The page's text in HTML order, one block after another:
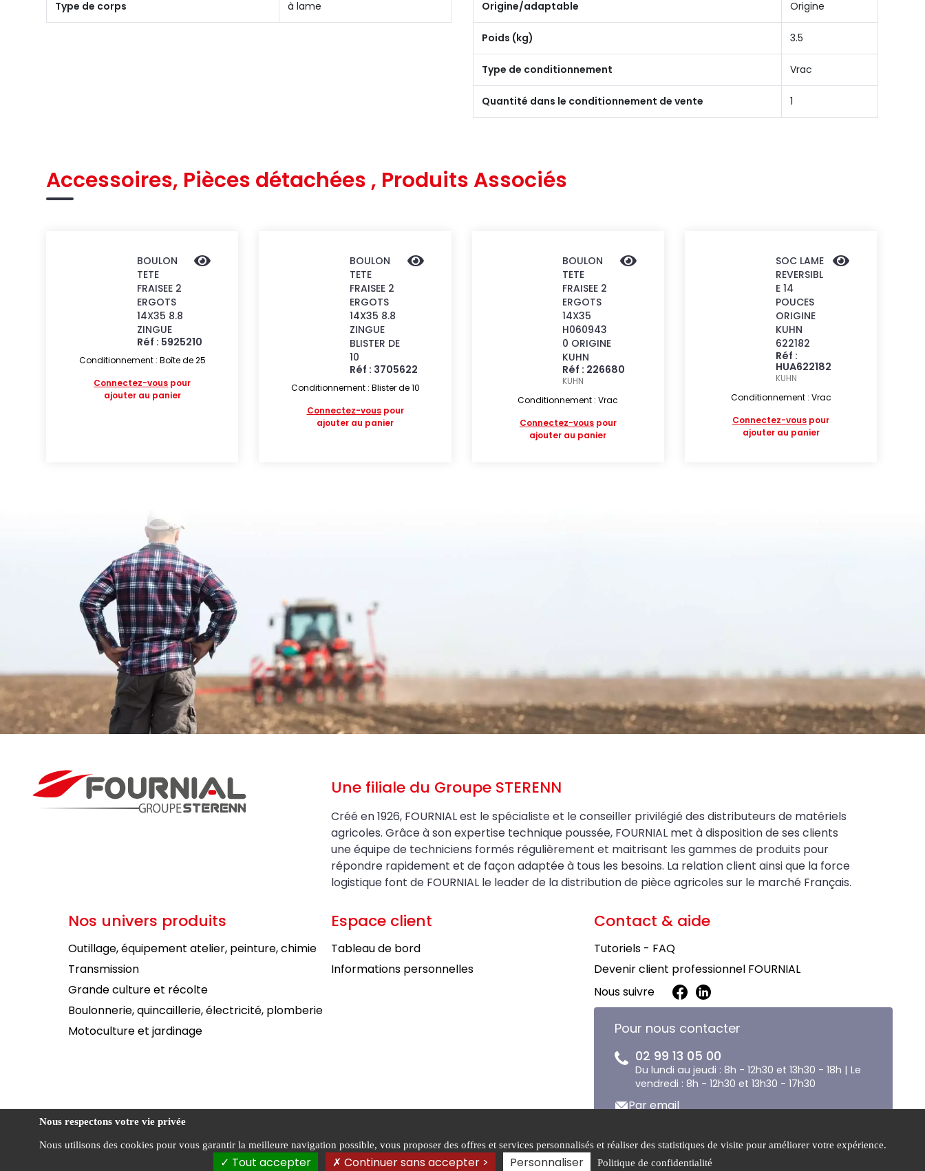
Type de corps à lame Origine/adaptable Origine
Poids (kg) 3.5
Type de conditionnement Vrac
Quantité dans le conditionnement de vente 1
Accessoires, Pièces détachées , Produits Associés
BOULON
TETE
FRAISEE 2
ERGOTS
14X35 8.8
ZINGUE
Réf : 5925210
Conditionnement : Boîte de 25
Connectez-vous pour
ajouter au panier
BOULON
TETE
FRAISEE 2
ERGOTS
14X35 8.8
ZINGUE
BLISTER DE
10
Réf : 3705622
Conditionnement : Blister de 10
Connectez-vouspour
ajouter au panier
BOULON
TETE
FRAISEE 2
ERGOTS
14X35
H060943
0 ORIGINE
KUHN
Réf : 226680
KUHN
Conditionnement : Vrac
Connectez-vouspour
ajouter au panier
SOC LAME
REVERSIBL
E 14
POUCES
ORIGINE
KUHN
622182
Réf :
HUA622182
KUHN
Conditionnement : Vrac
Connectez-vous pour
ajouter au panier
Une filiale du Groupe STERENN
Créé en 1926, FOURNIAL est le spécialiste et le conseiller privilégié des distributeurs de matériels
agricoles. Grâce à son expertise technique poussée, FOURNIAL met à disposition de ses clients
une équipe de techniciens formés régulièrement et maitrisant les gammes de produits pour
répondre rapidement et de façon adaptée à tous les besoins. La relation client ainsi que la force
logistique font de FOURNIAL le leader de la distribution de pièce agricoles sur le marché Français.
Nos univers produits
Outillage, équipement atelier, peinture, chimie
Transmission
Grande culture et récolte
Boulonnerie, quincaillerie, électricité, plomberie
Motoculture et jardinage
Espace client
Tableau de bord
Informations personnelles
Contact & aide
Tutoriels - FAQ
Devenir client professionnel FOURNIAL
Nous suivre
Pour nous contacter
02 99 13 05 00
Du lundi au jeudi : 8h - 12h30 et 13h30 - 18h | Le
vendredi : 8h - 12h30 et 13h30 - 17h30
Par email
FOURNIAL ©
Conditions générales de
vente
Mentions
légales
Politique de
confidentialité
Gestion des
Nous respectons votre vie privée
Nous utilisons des cookies pour vous garantir la meilleure navigation possible, vous proposer des offres et services personnalisés et réaliser des statistiques de visite pour améliorer votre expérience.
Tout accepter Continuer sans accepter > Personnaliser Politique de confidentialité